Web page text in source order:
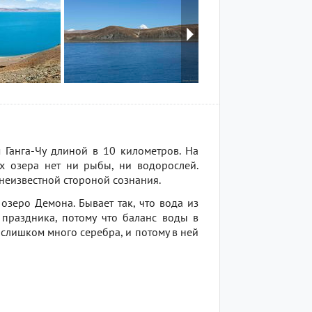
Чу длиной в 10 километров. На
озера нет ни рыбы, ни водорослей.
стороной сознания.
Демона. Бывает так, что вода из
потому что баланс воды в
много серебра, и потому в ней